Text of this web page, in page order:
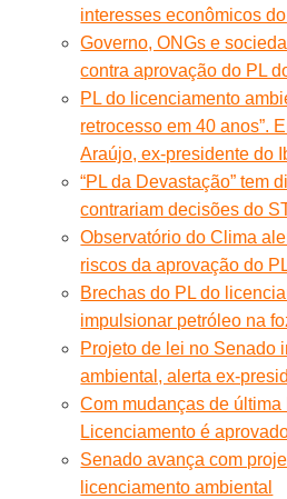
interesses econômicos
Governo, ONGs e
contra aprovação do PL
PL do licenciamento
retrocesso em 40 anos”.
Araújo, ex-presidente do
“PL da Devastação” tem
contrariam decisões do
Observatório do Clima
riscos da aprovação do
Brechas do PL do
impulsionar petróleo na
Projeto de lei no Senado
ambiental, alerta ex-
Com mudanças de
Licenciamento é
Senado avança com
licenciamento ambiental